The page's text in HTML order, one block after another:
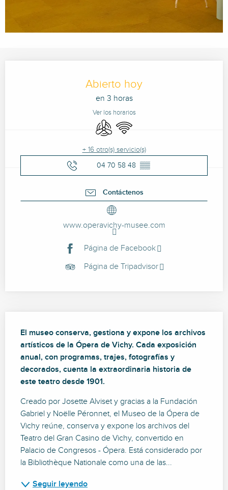
Abierto hoy
en 3 horas
Ver los horarios
Aire Acondicionado
Wifi
+ 16 otro(s) servicio(s)
04 70 58 48 ▒▒
Contáctenos
www.operavichy-musee.com
Página de Facebook
Página de Tripadvisor
El museo conserva, gestiona y expone los archivos
artísticos de la Ópera de Vichy. Cada exposición
anual, con programas, trajes, fotografías y
decorados, cuenta la extraordinaria historia de
este teatro desde 1901.
Creado por Josette Alviset y gracias a la Fundación
Gabriel y Noëlle Péronnet, el Museo de la Ópera de
Vichy reúne, conserva y expone los archivos del
Teatro del Gran Casino de Vichy, convertido en
Palacio de Congresos - Ópera. Está considerado por
la Bibliothèque Nationale como una de las...
Seguir leyendo